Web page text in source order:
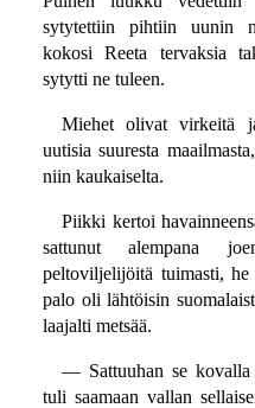
sytytettiin pihtiin uunin
kokosi Reeta tervaksia
sytytti ne tuleen.
Miehet olivat virkeitä
uutisia suuresta
niin kaukaiselta.
Piikki kertoi
sattunut alempana
peltoviljelijöitä tuimasti,
palo oli lähtöisin
laajalti metsää.
— Sattuuhan se kovalla
tuli saamaan vallan